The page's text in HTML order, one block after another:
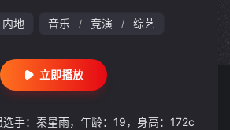
内地 音乐 / 竞演 / 综艺
立即播放
手：秦星雨，年龄：19，身高：172c